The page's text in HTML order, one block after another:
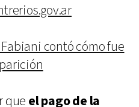
contó cómo fue
que el pago de la